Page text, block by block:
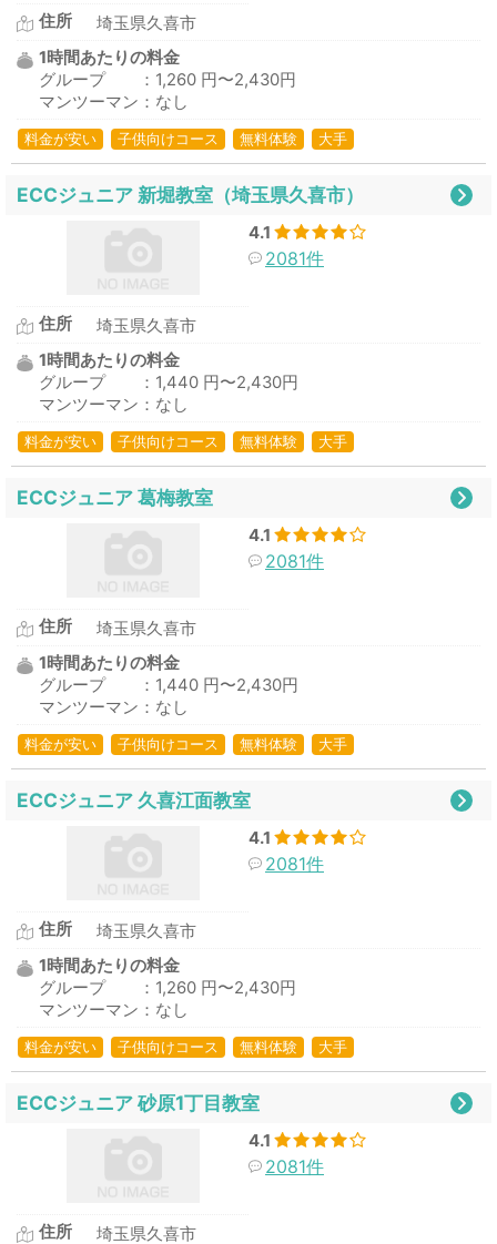
住所
埼玉県久喜市
1時間あたりの料金
グループ ：1,260 円〜2,430円
マンツーマン：なし
料金が安い 子供向けコース 無料体験 大手
ECCジュニア 新堀教室（埼玉県久喜市）
4.1
2081件
住所
埼玉県久喜市
1時間あたりの料金
グループ ：1,440 円〜2,430円
マンツーマン：なし
料金が安い 子供向けコース 無料体験 大手
ECCジュニア 葛梅教室
4.1
2081件
住所
埼玉県久喜市
1時間あたりの料金
グループ ：1,440 円〜2,430円
マンツーマン：なし
料金が安い 子供向けコース 無料体験 大手
ECCジュニア 久喜江面教室
4.1
2081件
住所
埼玉県久喜市
1時間あたりの料金
グループ ：1,260 円〜2,430円
マンツーマン：なし
料金が安い 子供向けコース 無料体験 大手
ECCジュニア 砂原1丁目教室
4.1
2081件
住所 埼玉県久喜市